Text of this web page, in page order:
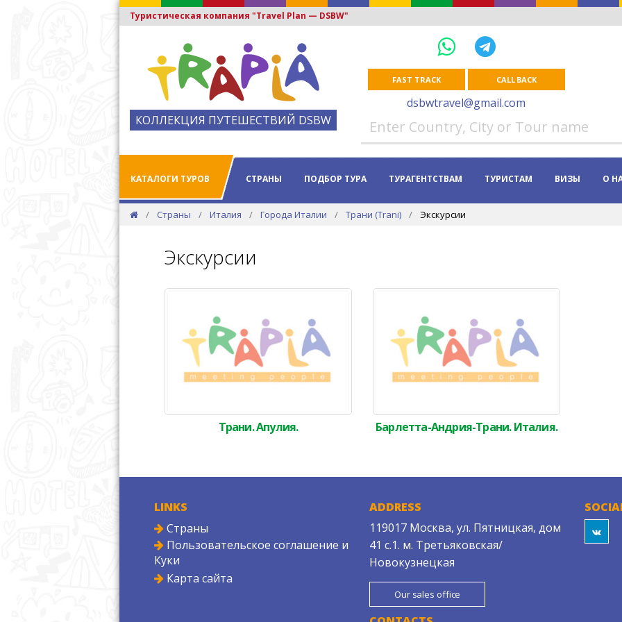
Туристическая компания "Travel Plan — DSBW"
КОЛЛЕКЦИЯ ПУТЕШЕСТВИЙ DSBW
FAST TRACK CALL BACK
dsbwtravel@gmail.com
КАТАЛОГИ ТУРОВ СТРАНЫ ПОДБОР ТУРА ТУРАГЕНТСТВАМ ТУРИСТАМ ВИЗЫ О
Страны Италия Города Италии Трани (Trani) Экскурсии
Экскурсии
Трани. Апулия. Барлетта-Андрия-Трани. Италия.
LINKS
Страны
Пользовательское соглашение и
Куки
Карта сайта
ADDRESS
119017 Москва, ул. Пятницкая, дом
41 с.1. м. Третьяковская/
Новокузнецкая
Our sales office